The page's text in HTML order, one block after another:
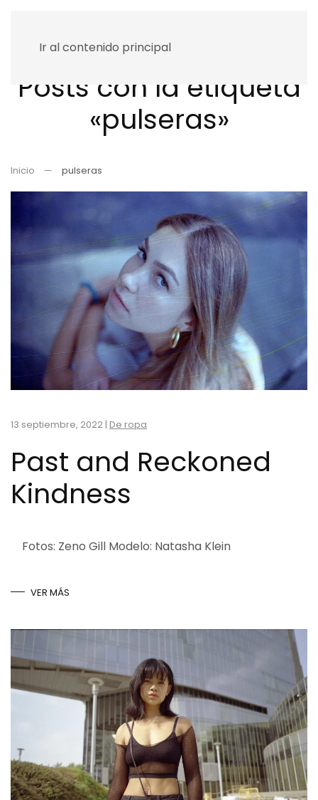
Ir al contenido principal
Posts con la etiqueta
«pulseras»
Inicio pulseras
13 septiembre, 2022 | De ropa
Past and Reckoned
Kindness
Fotos: Zeno Gill Modelo: Natasha Klein
VER MÁS